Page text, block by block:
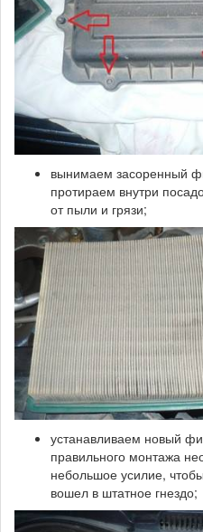
вынимаем засоренный
протираем внутри
от пыли и грязи;
устанавливаем новый
правильного монтажа
небольшое усилие,
вошел в штатное гнездо;